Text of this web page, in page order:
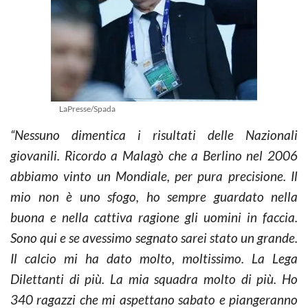
LaPresse/Spada
“Nessuno dimentica i risultati delle Nazionali
giovanili. Ricordo a Malagò che a Berlino nel 2006
abbiamo vinto un Mondiale, per pura precisione. Il
mio non è uno sfogo, ho sempre guardato nella
buona e nella cattiva ragione gli uomini in faccia.
Sono qui e se avessimo segnato sarei stato un grande.
Il calcio mi ha dato molto, moltissimo. La Lega
Dilettanti di più. La mia squadra molto di più. Ho
340 ragazzi che mi aspettano sabato e piangeranno